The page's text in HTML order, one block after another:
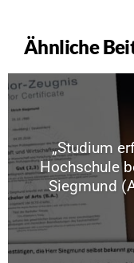
Ähnliche
„Studium
Hochschule
Siegmund